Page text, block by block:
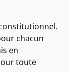
chacun
en
toute